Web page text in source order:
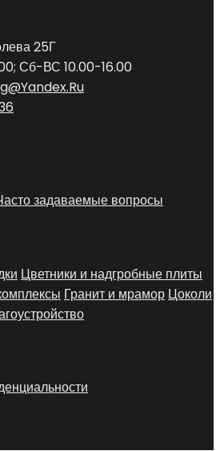
на
странице
товара.
25Г
Сб-ВС 10.00-16.00
задаваемые вопросы
Цветники и надгробные плиты
Гранит и мрамор Цоколи